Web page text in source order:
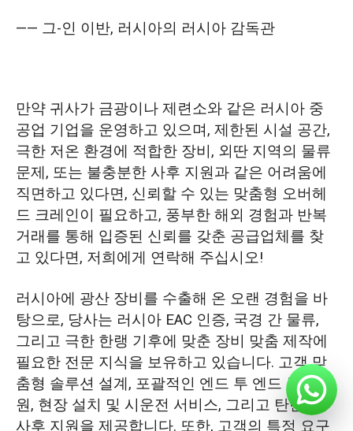
—— 그-인 이반, 러시아의 러시아 감독관
만약 귀사가 금광이나 제련소와 같은 러시아 중
공업 기업을 운영하고 있으며, 제한된 시설 공간,
극한 저온 환경에 적합한 장비, 외딴 지역의 물류
문제, 또는 불충분한 사후 지원과 같은 어려움에
직면하고 있다면, 신뢰할 수 있는 맞춤형 오버헤
드 크레인이 필요하고, 풍부한 해외 경험과 반복
거래를 통해 입증된 신뢰를 갖춘 공급업체를 찾
고 있다면, 저희에게 연락해 주십시오!
러시아에 광산 장비를 수출해 온 오랜 경험을 바
탕으로, 당사는 러시아 EAC 인증, 국경 간 물류,
그리고 극한 한랭 기후에 맞춘 장비 맞춤 제작에
필요한 전문 지식을 보유하고 있습니다. 고객 맞
춤형 솔루션 설계, 포괄적인 엔드 투 엔드 물류 지
원, 현장 설치 및 시운전 서비스, 그리고 탄탄한
사후 지원을 제공합니다. 또한, 고객의 특정 요구